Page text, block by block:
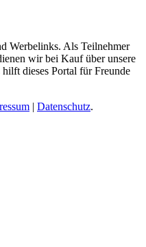
Werbelinks. Als Teilnehmer
wir bei Kauf über unsere
dieses Portal für Freunde
| Datenschutz.